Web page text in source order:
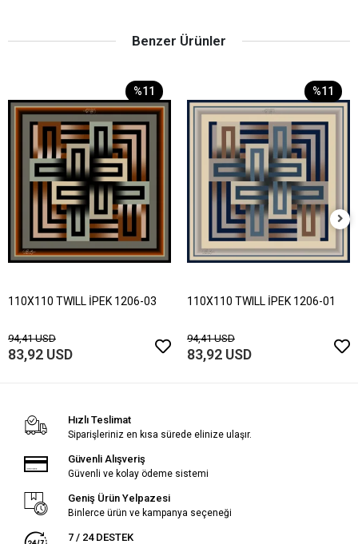
Benzer Ürünler
%11
110X110 TWILL İPEK 1206-03
94,41 USD
83,92 USD
%11
110X110 TWILL İPEK 1206-01
94,41 USD
83,92 USD
Hızlı Teslimat
Siparişleriniz en kısa sürede elinize ulaşır.
Güvenli Alışveriş
Güvenli ve kolay ödeme sistemi
Geniş Ürün Yelpazesi
Binlerce ürün ve kampanya seçeneği
7 / 24 DESTEK